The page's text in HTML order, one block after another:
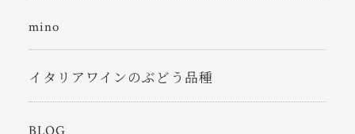
mino
イタリアワインのぶどう品種